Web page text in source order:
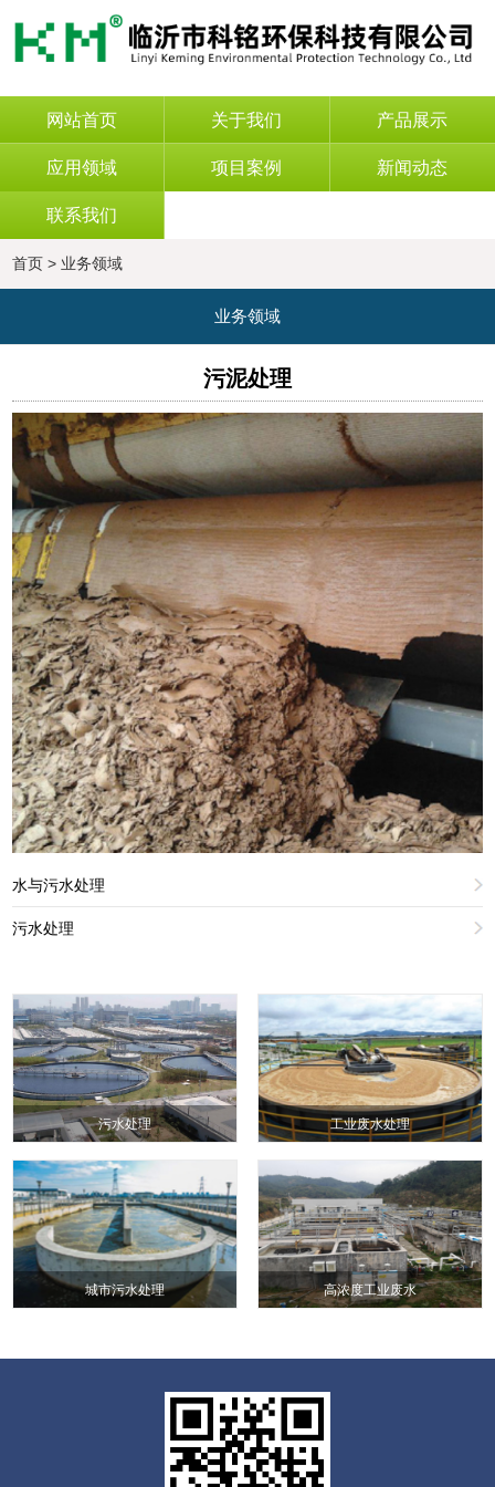
网站首页 关于我们 产品展示
应用领域 项目案例 新闻动态
联系我们
首页 > 业务领域
业务领域
污泥处理
水与污水处理
污水处理
污水处理 工业废水处理
城市污水处理 高浓度工业废水